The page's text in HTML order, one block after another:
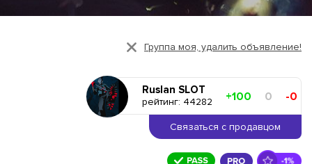
Группа моя, удалить объявление!
Ruslan SLOT
рейтинг: 44282 +100 0 -0
Связаться с продавцом